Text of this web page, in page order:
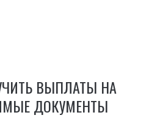
ВЫПЛАТЫ НА
ДОКУМЕНТЫ